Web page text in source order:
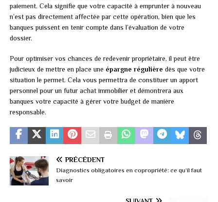
paiement. Cela signifie que votre capacité à emprunter à nouveau
n’est pas directement affectée par cette opération, bien que les
banques puissent en tenir compte dans l’évaluation de votre
dossier.
Pour optimiser vos chances de redevenir propriétaire, il peut être
judicieux de mettre en place une épargne régulière dès que votre
situation le permet. Cela vous permettra de constituer un apport
personnel pour un futur achat immobilier et démontrera aux
banques votre capacité à gérer votre budget de manière
responsable.
PRÉCÉDENT
Diagnostics obligatoires en copropriété: ce qu’il faut
savoir